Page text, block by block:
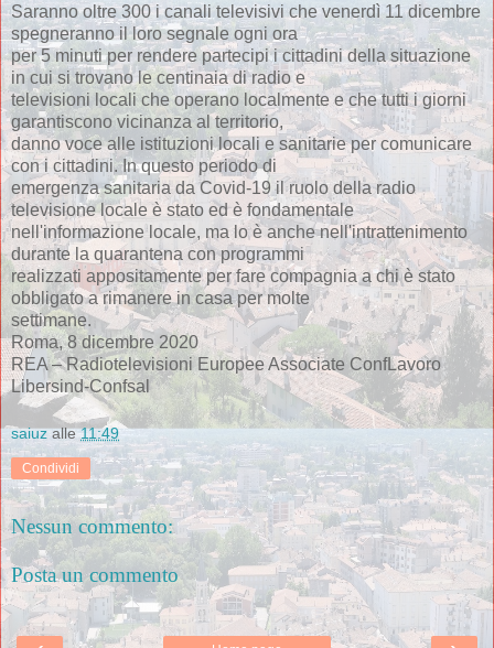
Saranno oltre 300 i canali televisivi che venerdì 11 dicembre
spegneranno il loro segnale ogni ora
per 5 minuti per rendere partecipi i cittadini della situazione
in cui si trovano le centinaia di radio e
televisioni locali che operano localmente e che tutti i giorni
garantiscono vicinanza al territorio,
danno voce alle istituzioni locali e sanitarie per comunicare
con i cittadini. In questo periodo di
emergenza sanitaria da Covid-19 il ruolo della radio
televisione locale è stato ed è fondamentale
nell'informazione locale, ma lo è anche nell'intrattenimento
durante la quarantena con programmi
realizzati appositamente per fare compagnia a chi è stato
obbligato a rimanere in casa per molte
settimane.
Roma, 8 dicembre 2020
REA – Radiotelevisioni Europee Associate ConfLavoro
Libersind-Confsal
saiuz alle11:49
Condividi
Nessun commento:
Posta un commento